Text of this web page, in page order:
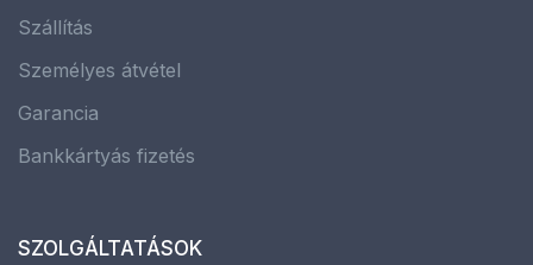
Szállítás
Személyes átvétel
Garancia
Bankkártyás fizetés
SZOLGÁLTATÁSOK